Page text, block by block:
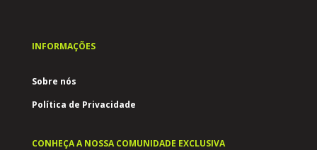
INFORMAÇÕES
Sobre nós
Política de Privacidade
CONHEÇA A NOSSA COMUNIDADE EXCLUSIVA